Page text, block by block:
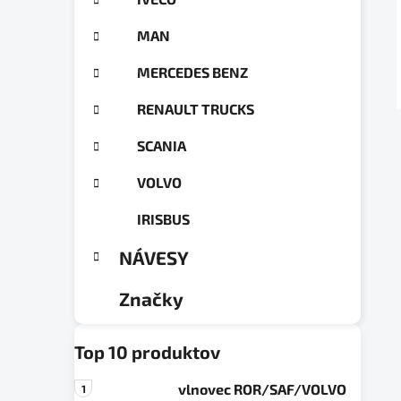
MAN
MERCEDES BENZ
RENAULT TRUCKS
SCANIA
VOLVO
IRISBUS
NÁVESY
Značky
Top 10 produktov
vlnovec ROR/SAF/VOLVO